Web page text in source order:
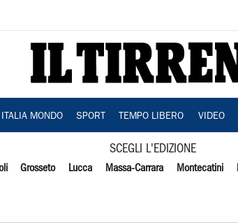
ITALIA MONDO SPORT TEMPO LIBERO VIDEO
SCEGLI L'EDIZIONE
Grosseto Lucca Massa-Carrara Montecatini